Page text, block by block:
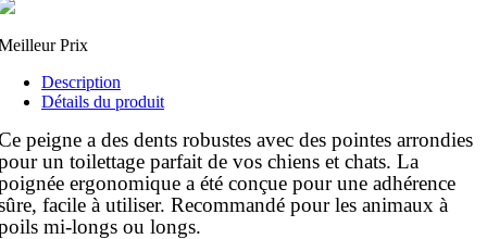
Prix
Description
Détails du produit
peigne a des dents robustes avec des pointes arrondies
un toilettage parfait de vos chiens et chats. La
ergonomique a été conçue pour une adhérence
facile à utiliser. Recommandé pour les animaux à
mi-longs ou longs.